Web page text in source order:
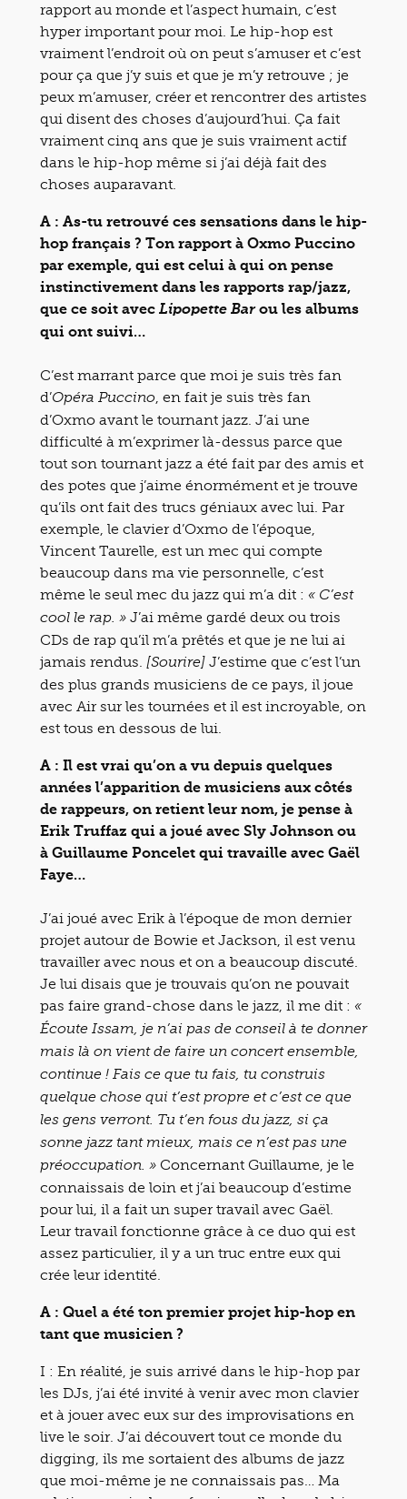
rapport au monde et l’aspect humain, c’est
hyper important pour moi. Le hip-hop est
vraiment l’endroit où on peut s’amuser et c’est
pour ça que j’y suis et que je m’y retrouve ; je
peux m’amuser, créer et rencontrer des artistes
qui disent des choses d’aujourd’hui. Ça fait
vraiment cinq ans que je suis vraiment actif
dans le hip-hop même si j’ai déjà fait des
choses auparavant.
A : As-tu retrouvé ces sensations dans le hip-
hop français ? Ton rapport à Oxmo Puccino
par exemple, qui est celui à qui on pense
instinctivement dans les rapports rap/jazz,
que ce soit avec Lipopette Barou les albums
qui ont suivi…
C’est marrant parce que moi je suis très fan
d’Opéra Puccino, en fait je suis très fan
d’Oxmo avant le tournant jazz. J’ai une
difficulté à m’exprimer là-dessus parce que
tout son tournant jazz a été fait par des amis et
des potes que j’aime énormément et je trouve
qu’ils ont fait des trucs géniaux avec lui. Par
exemple, le clavier d’Oxmo de l’époque,
Vincent Taurelle, est un mec qui compte
beaucoup dans ma vie personnelle, c’est
même le seul mec du jazz qui m’a dit : « C’est
cool le rap. » J’ai même gardé deux ou trois
CDs de rap qu’il m’a prêtés et que je ne lui ai
jamais rendus. [Sourire] J’estime que c’est l’un
des plus grands musiciens de ce pays, il joue
avec Air sur les tournées et il est incroyable, on
est tous en dessous de lui.
A : Il est vrai qu’on a vu depuis quelques
années l’apparition de musiciens aux côtés
de rappeurs, on retient leur nom, je pense à
Erik Truffaz qui a joué avec Sly Johnson ou
à Guillaume Poncelet qui travaille avec Gaël
Faye…
J’ai joué avec Erik à l’époque de mon dernier
projet autour de Bowie et Jackson, il est venu
travailler avec nous et on a beaucoup discuté.
Je lui disais que je trouvais qu’on ne pouvait
pas faire grand-chose dans le jazz, il me dit : «
Écoute Issam, je n’ai pas de conseil à te donner
mais là on vient de faire un concert ensemble,
continue ! Fais ce que tu fais, tu construis
quelque chose qui t’est propre et c’est ce que
les gens verront. Tu t’en fous du jazz, si ça
sonne jazz tant mieux, mais ce n’est pas une
préoccupation. » Concernant Guillaume, je le
connaissais de loin et j’ai beaucoup d’estime
pour lui, il a fait un super travail avec Gaël.
Leur travail fonctionne grâce à ce duo qui est
assez particulier, il y a un truc entre eux qui
crée leur identité.
A : Quel a été ton premier projet hip-hop en
tant que musicien ?
I : En réalité, je suis arrivé dans le hip-hop par
les DJs, j’ai été invité à venir avec mon clavier
et à jouer avec eux sur des improvisations en
live le soir. J’ai découvert tout ce monde du
digging, ils me sortaient des albums de jazz
que moi-même je ne connaissais pas… Ma